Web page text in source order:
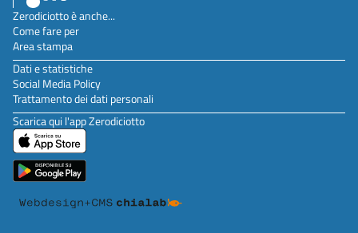
Zerodiciotto è anche...
Come fare per
Area stampa
Dati e statistiche
Social Media Policy
Trattamento dei dati personali
Scarica qui l'app Zerodiciotto